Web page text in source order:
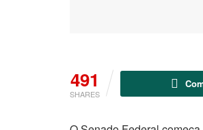
491
SHARES